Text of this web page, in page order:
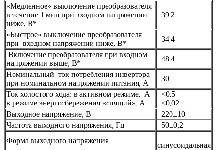
«Медленное» выключение преобразователя
в течение 1 мин при входном напряжении
ниже, В*
39,2
«Быстрое» выключение преобразователя
при входном напряжении ниже, В*
34,4
Включение преобразователя при входном
напряжении выше, В*
48,4
Номинальный ток потребления инвертора
при номинальном напряжении питания, А
30
Ток холостого хода: в активном режиме, А
в режиме энергосбережения «спящий», А
<0,5
<0,02
Выходное напряжение, В
220±10
Частота выходного напряжения, Гц
50±0,2
Форма выходного напряжения
синусоидальная